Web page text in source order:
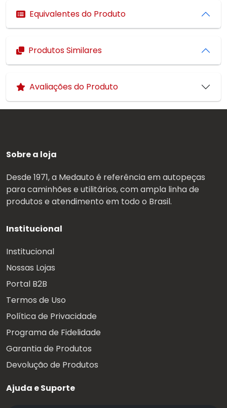
Equivalentes do Produto
Produtos Similares
Avaliações do Produto
Sobre a loja
Desde 1971, a Medauto é referência em autopeças
para caminhões e utilitários, com ampla linha de
produtos e atendimento em todo o Brasil.
Institucional
Institucional
Nossas Lojas
Portal B2B
Termos de Uso
Política de Privacidade
Programa de Fidelidade
Garantia de Produtos
Devolução de Produtos
Ajuda e Suporte